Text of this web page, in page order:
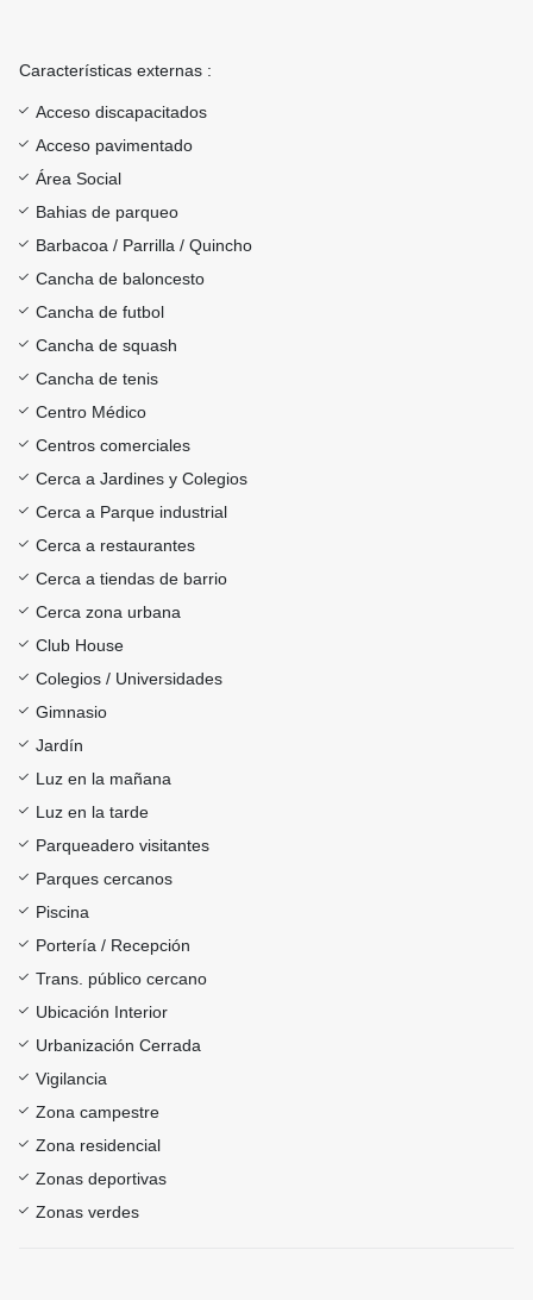
Características externas :
Acceso discapacitados
Acceso pavimentado
Área Social
Bahias de parqueo
Barbacoa / Parrilla / Quincho
Cancha de baloncesto
Cancha de futbol
Cancha de squash
Cancha de tenis
Centro Médico
Centros comerciales
Cerca a Jardines y Colegios
Cerca a Parque industrial
Cerca a restaurantes
Cerca a tiendas de barrio
Cerca zona urbana
Club House
Colegios / Universidades
Gimnasio
Jardín
Luz en la mañana
Luz en la tarde
Parqueadero visitantes
Parques cercanos
Piscina
Portería / Recepción
Trans. público cercano
Ubicación Interior
Urbanización Cerrada
Vigilancia
Zona campestre
Zona residencial
Zonas deportivas
Zonas verdes